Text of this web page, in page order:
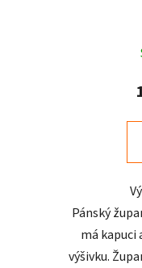
Pánský
má kapuci
výšivku.